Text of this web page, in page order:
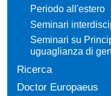
Periodo all'estero
Seminari
Seminari su
uguaglianza di
Ricerca
Doctor Europaeus